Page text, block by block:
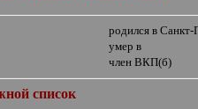
родился в Санкт-
умер в
член ВКП(б)
список